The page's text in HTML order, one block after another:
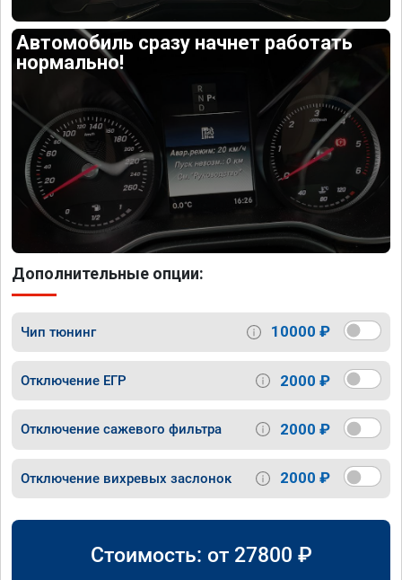
Автомобиль сразу начнет работать
нормально!
Дополнительные опции:
Чип тюнинг 10000 ₽
Отключение ЕГР 2000 ₽
Отключение сажевого фильтра 2000 ₽
Отключение вихревых заслонок 2000 ₽
Стоимость: от 27800 ₽